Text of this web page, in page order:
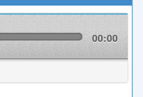
00:00